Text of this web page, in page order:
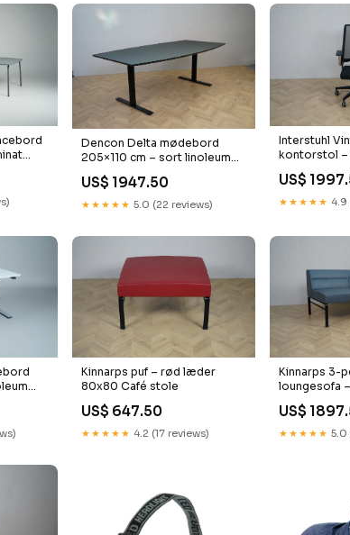
Dencon Delta mødebord
205×110 cm – sort linoleum
US$ 1947.50
★★★★★ 5.0 (22 reviews)
Interstuhl
kontorstol –
US$
★★★★★ 4.9
Kinnarps puf – rød læder
80x80 Café stole
US$ 647.50
★★★★★ 4.2 (17 reviews)
Kinnarps 3-
loungesofa
kunstlæder
US$
★★★★★ 5.0